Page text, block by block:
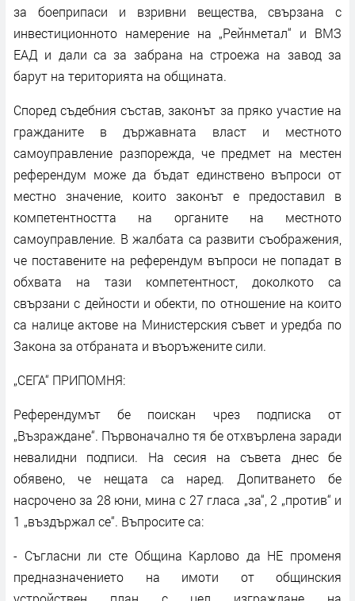
за боеприпаси и взривни вещества, свързана с
инвестиционното намерение на „Рейнметал“ и ВМЗ
ЕАД и дали са за забрана на строежа на завод за
барут на територията на общината.
Според съдебния състав, законът за пряко участие на
гражданите в държавната власт и местното
самоуправление разпорежда, че предмет на местен
референдум може да бъдат единствено въпроси от
местно значение, които законът е предоставил в
компетентността на органите на местното
самоуправление. В жалбата са развити съображения,
че поставените на референдум въпроси не попадат в
обхвата на тази компетентност, доколкото са
свързани с дейности и обекти, по отношение на които
са налице актове на Министерския съвет и уредба по
Закона за отбраната и въоръжените сили.
„СЕГА“ ПРИПОМНЯ:
Референдумът бе поискан чрез подписка от
„Възраждане“. Първоначално тя бе отхвърлена заради
невалидни подписи. На сесия на съвета днес бе
обявено, че нещата са наред. Допитването бе
насрочено за 28 юни, мина с 27 гласа „за“, 2 „против“ и
1 „въздържал се“. Въпросите са:
- Съгласни ли сте Община Карлово да НЕ променя
предназначението на имоти от общинския